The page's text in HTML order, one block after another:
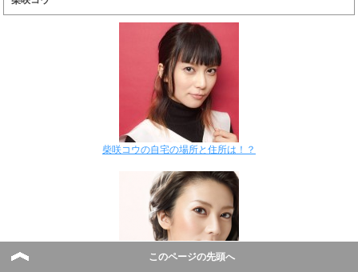
柴咲コウの自宅の場所と住所は！？
このページの先頭へ